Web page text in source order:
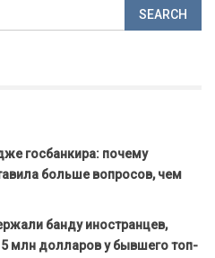
госбанкира: почему
больше вопросов, чем
банду иностранцев,
млн долларов у бывшего топ-